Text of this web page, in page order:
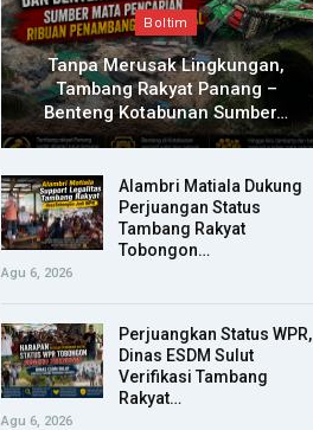
Boltim
Tanpa Merusak Lingkungan,
Tambang Rakyat Panang –
Benteng Kotabunan Sumber…
Alambri Matiala Dukung
Perjuangan Status
Tambang Rakyat
Tobongon…
Agu 6, 2026
Perjuangkan Status WPR,
Dinas ESDM Sulut
Verifikasi Tambang
Rakyat…
Agu 6, 2026